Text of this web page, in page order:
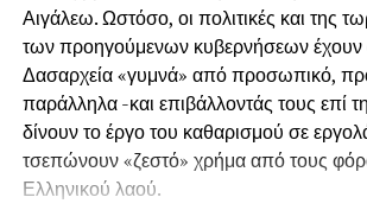
Αιγάλεω. Ωστόσο, οι πολιτικές και της
των προηγούμενων κυβερνήσεων έχουν
Δασαρχεία «γυμνά» από προσωπικό,
παράλληλα -και επιβάλλοντάς τους επί
δίνουν το έργο του καθαρισμού σε
τσεπώνουν «ζεστό» χρήμα από τους
Ελληνικού λαού.